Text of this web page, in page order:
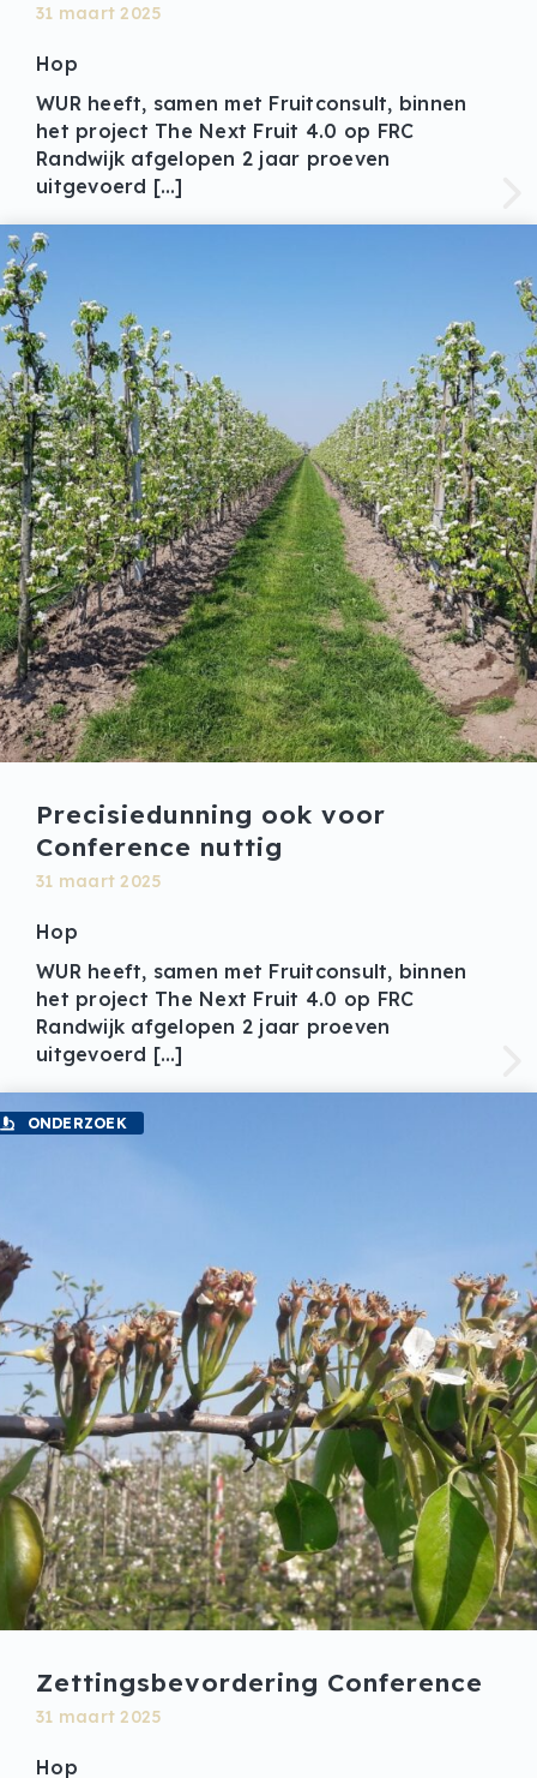
31 maart 2025
Hop
WUR heeft, samen met Fruitconsult, binnen
het project The Next Fruit 4.0 op FRC
Randwijk afgelopen 2 jaar proeven
uitgevoerd […]
Precisiedunning ook voor
Conference nuttig
31 maart 2025
Hop
WUR heeft, samen met Fruitconsult, binnen
het project The Next Fruit 4.0 op FRC
Randwijk afgelopen 2 jaar proeven
uitgevoerd […]
Zettingsbevordering Conference
31 maart 2025
Hop
ONDERZOEK